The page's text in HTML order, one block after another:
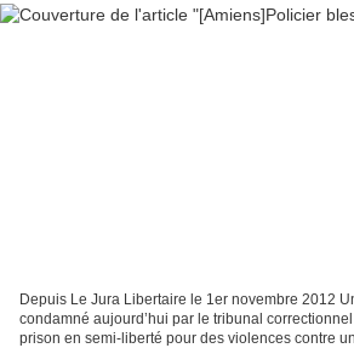
Depuis Le Jura Libertaire le 1er novembre 2012
condamné aujourd’hui par le tribunal
prison en semi-liberté pour des violences contre